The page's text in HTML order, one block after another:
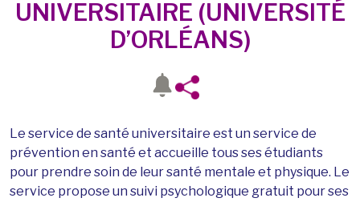
UNIVERSITAIRE (UNIVERSITÉ
D’ORLÉANS)
Le service de santé universitaire est un service de
prévention en santé et accueille tous ses étudiants
pour prendre soin de leur santé mentale et physique. Le
service propose un suivi psychologique gratuit pour ses